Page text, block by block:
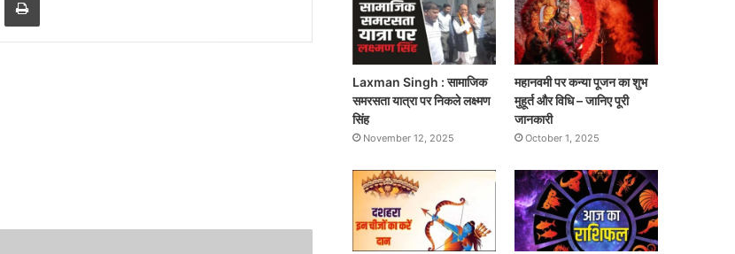
Laxman Singh : सामाजिक
समरसता यात्रा पर निकले लक्ष्मण
सिंह
November 12, 2025
महानवमी पर कन्या पूजन का शुभ
मुहूर्त और विधि – जानिए पूरी
जानकारी
October 1, 2025